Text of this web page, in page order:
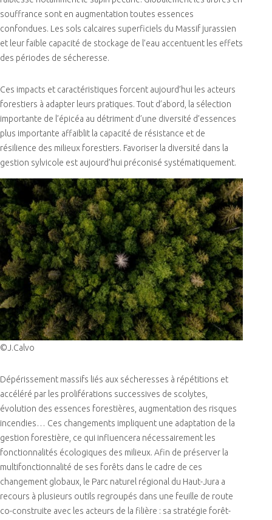
souffrance sont en augmentation toutes essences
confondues. Les sols calcaires superficiels du Massif jurassien
et leur faible capacité de stockage de l’eau accentuent les effets
des périodes de sécheresse.
Ces impacts et caractéristiques forcent aujourd’hui les acteurs
forestiers à adapter leurs pratiques. Tout d’abord, la sélection
importante de l’épicéa au détriment d’une diversité d’essences
plus importante affaiblit la capacité de résistance et de
résilience des milieux forestiers. Favoriser la diversité dans la
gestion sylvicole est aujourd’hui préconisé systématiquement.
©J.Calvo
Dépérissement massifs liés aux sécheresses à répétitions et
accéléré par les proliférations successives de scolytes,
évolution des essences forestières, augmentation des risques
incendies… Ces changements impliquent une adaptation de la
gestion forestière, ce qui influencera nécessairement les
fonctionnalités écologiques des milieux. Afin de préserver la
multifonctionnalité de ses forêts dans le cadre de ces
changement globaux, le Parc naturel régional du Haut-Jura a
recours à plusieurs outils regroupés dans une feuille de route
co-construite avec les acteurs de la filière : sa stratégie forêt-